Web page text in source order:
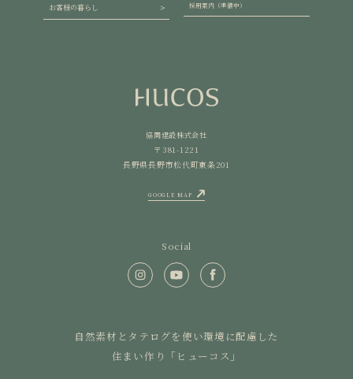
協同建設株式会社
〒381-1221
長野県長野市松代町東条201
GOOGLE MAP
Social
お客様の暮らし 採用案内（準備中）
自然素材とタテログを使い環境に配慮した
住まい作り「ヒューコス」